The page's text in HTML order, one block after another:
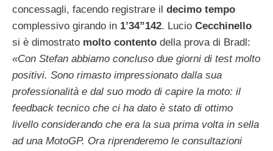
concessagli, facendo registrare il decimo tempo
complessivo girando in 1’34”142. Lucio Cecchinello
si è dimostrato molto contento della prova di Bradl:
«Con Stefan abbiamo concluso due giorni di test molto
positivi. Sono rimasto impressionato dalla sua
professionalità e dal suo modo di capire la moto: il
feedback tecnico che ci ha dato è stato di ottimo
livello considerando che era la sua prima volta in sella
ad una MotoGP. Ora riprenderemo le consultazioni